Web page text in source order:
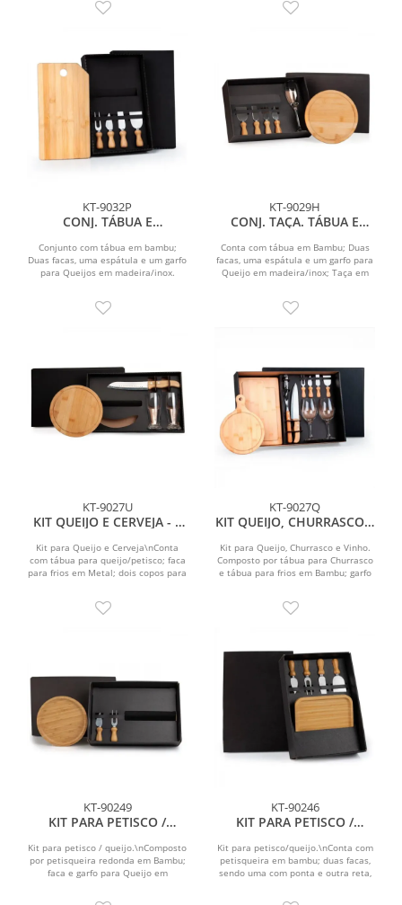
KT-9032P
CONJ. TÁBUA E
PEÇAS
Conjunto com tábua em bambu;
Duas facas, uma espátula e um garfo
para Queijos em madeira/inox.
KT-9029H
CONJ. TAÇA. TÁBUA E
Conta com tábua em Bambu; Duas
facas, uma espátula e um garfo para
Queijo em madeira/inox; Taça em
KT-9027U
KIT QUEIJO E CERVEJA - 4
Kit para Queijo e Cerveja\nConta
com tábua para queijo/petisco; faca
para frios em Metal; dois copos para
KT-9027Q
KIT QUEIJO, CHURRASCO E
Kit para Queijo, Churrasco e Vinho.
Composto por tábua para Churrasco
e tábua para frios em Bambu; garfo
KT-90249
KIT PARA PETISCO /
Kit para petisco / queijo.\nComposto
por petisqueira redonda em Bambu;
faca e garfo para Queijo em
KT-90246
KIT PARA PETISCO /
Kit para petisco/queijo.\nConta com
petisqueira em bambu; duas facas,
sendo uma com ponta e outra reta,